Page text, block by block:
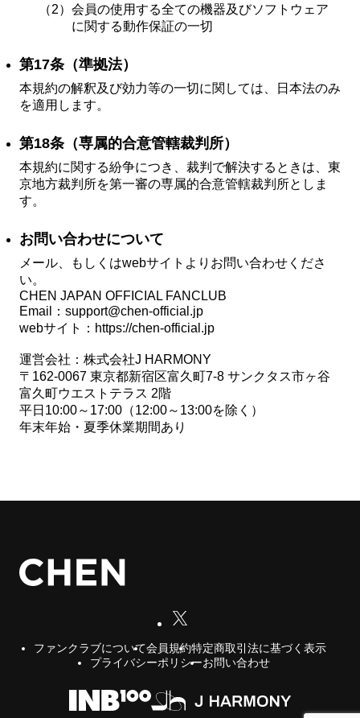
（2） 会員の使用する全ての機器及びソフトウェア
に関する動作保証の一切
第17条（準拠法）
本規約の解釈及び効力等の一切に関しては、日本法のみ
を適用します。
第18条（専属的合意管轄裁判所）
本規約に関する紛争につき、裁判で解決するときは、東
京地方裁判所を第一審の専属的合意管轄裁判所としま
す。
お問い合わせについて
メール、もしくはwebサイトよりお問い合わせくださ
い。
CHEN JAPAN OFFICIAL FANCLUB
Email： support@chen-official.jp
webサイト：https://chen-official.jp
運営会社：株式会社J HARMONY
〒162-0067 東京都新宿区富久町7-8 サンクタス市ヶ谷
富久町ウエストテラス 2階
平日10:00～17:00（12:00～13:00を除く）
年末年始・夏季休業期間あり
ファンクラブについて会員規約特定商取引法に基づく表示
プライバシーポリシーお問い合わせ